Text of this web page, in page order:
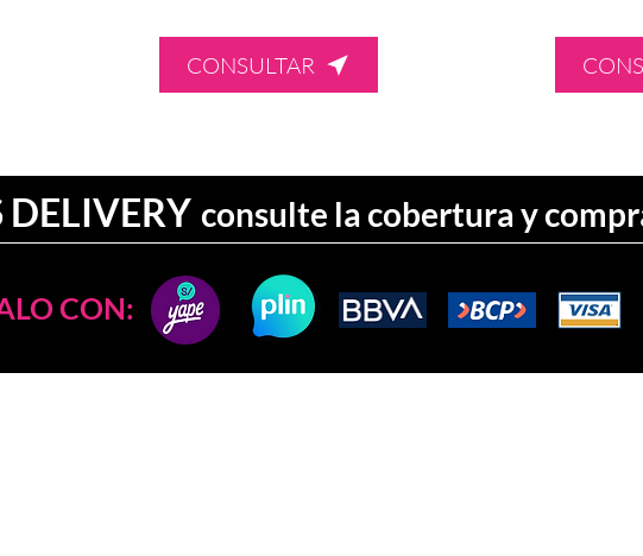
CONSULTAR
consulte la cobertura y
CON: